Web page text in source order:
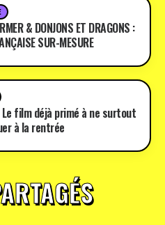
& DONJONS ET DRAGONS :
SUR-MESURE
Le film déjà primé à ne surtout
à la rentrée